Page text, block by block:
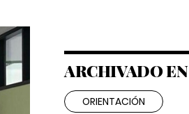
ARCHIVADO EN
ORIENTACIÓN